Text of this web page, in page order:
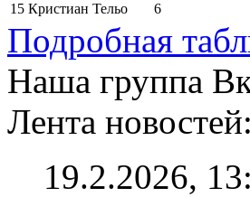
15 Кристиан Тельо 6
Подробная
Наша группа
Лента новостей:
19.2.2026,